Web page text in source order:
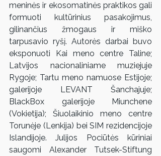
meninės ir ekosomatinės praktikos gali
formuoti kultūrinius pasakojimus,
gilinančius žmogaus ir miško
tarpusavio ryšį. Autorės darbai buvo
eksponuoti Kai meno centre Taline;
Latvijos nacionaliniame muziejuje
Rygoje; Tartu meno namuose Estijoje;
galerijoje LEVANT Šanchajuje;
BlackBox galerijoje Miunchene
(Vokietija); Šiuolaikinio meno centre
Torunėje (Lenkija) bei SIM rezidencijoje
Islandijoje. Julijos Pociūtės kūriniai
saugomi Alexander Tutsek-Stiftung